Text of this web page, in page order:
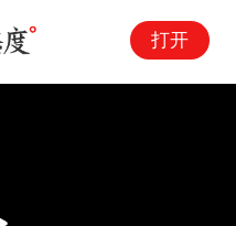
打开